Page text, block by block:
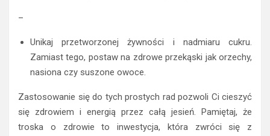
–
Unikaj przetworzonej żywności i nadmiaru cukru.
Zamiast tego, postaw na zdrowe przekąski jak orzechy,
nasiona czy suszone owoce.
Zastosowanie się do tych prostych rad pozwoli Ci cieszyć
się zdrowiem i energią przez całą jesień. Pamiętaj, że
troska o zdrowie to inwestycja, która zwróci się z